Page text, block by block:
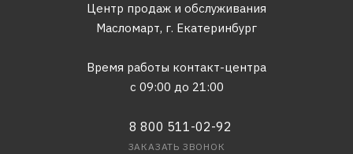
Центр продаж и обслуживания
Масломарт, г. Екатеринбург
Время работы контакт-центра
с 09:00 до 21:00
8 800 511-02-92
ЗАКАЗАТЬ ЗВОНОК